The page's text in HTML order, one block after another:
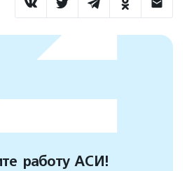
работу АСИ!